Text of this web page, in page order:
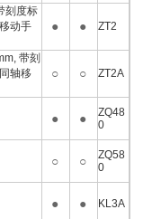
刻度标
动手
● ● ZT2
带刻
轴移
○ ○ ZT2A
● ●
ZQ48
0
○ ○
ZQ58
0
● ● KL3A